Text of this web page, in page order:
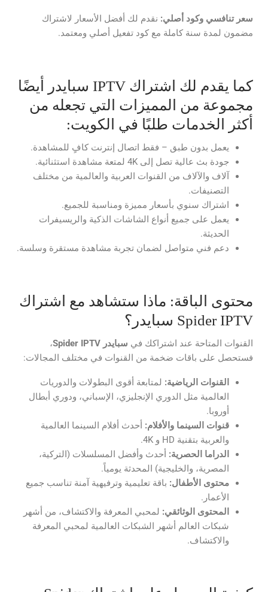
سعر تنافسي وكود أصلي: نقدم لك أفضل الأسعار لاشتراك
مضمون لمدة سنة كاملة مع كود تفعيل أصلي ومعتمد.
كما يقدم لك اشتراك IPTV سبايدر أيضًا
مجموعة من المميزات التي تجعله من
أكثر الخدمات طلبًا في الكويت:
يعمل بدون طبق – فقط اتصال إنترنت كافٍ للمشاهدة.
جودة بث عالية تصل إلى 4K لمتعة مشاهدة استثنائية.
آلاف والآلاف من القنوات العربية والعالمية من مختلف
التصنيفات.
اشتراك سنوي بأسعار مميزة ومناسبة للجميع.
يعمل على جميع أنواع الشاشات الذكية والريسيفرات
الحديثة.
دعم فني متواصل لضمان تجربة مشاهدة مستقرة وسلسة.
محتوى الباقة: ماذا ستشاهد مع اشتراك
Spider IPTV سبايدر؟
القنوات المتاحة عند اشتراكك في سبايدر Spider IPTV،
فستحصل على باقات ضخمة من القنوات في مختلف المجالات:
القنوات الرياضية: لمتابعة أقوى البطولات والدوريات
العالمية مثل الدوري الإنجليزي، الإسباني، ودوري أبطال
أوروبا.
قنوات السينما والأفلام: أحدث أفلام السينما العالمية
والعربية بتقنية HD و 4K.
الدراما الحصرية: أحدث وأفضل المسلسلات (التركية،
المصرية، والخليجية) المحدثة يومياً.
محتوى الأطفال: باقة تعليمية وترفيهية آمنة تناسب جميع
الأعمار.
المحتوى الوثائقي: لمحبي المعرفة والاكتشاف، من أشهر
شبكات العالم أشهر الشبكات العالمية لمحبي المعرفة
والاكتشاف.